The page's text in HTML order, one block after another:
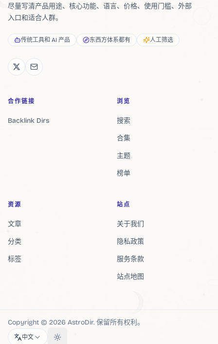
尽量写清产品用途、核心功能、语言、价格、使用门槛、外部
入口和适合人群。
传统工具和 AI 产品 东西方体系都有 人工筛选
合作链接
Backlink Dirs
浏览
搜索
合集
主题
榜单
资源
文章
分类
标签
站点
关于我们
隐私政策
服务条款
站点地图
Copyright © 2026 AstroDir. 保留所有权利。
中文 Toggle theme